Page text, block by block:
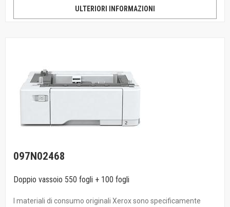
ULTERIORI INFORMAZIONI
097N02468
Doppio vassoio 550 fogli + 100 fogli
I materiali di consumo originali Xerox sono specificamente